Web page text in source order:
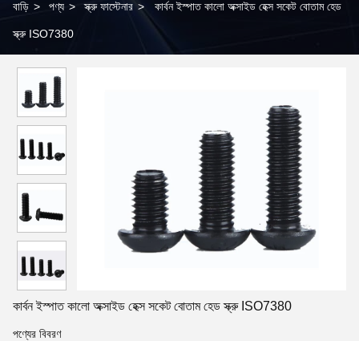
বাড়ি > পণ্য > স্ক্রু ফাস্টেনার > কার্বন ইস্পাত কালো অক্সাইড হেক্স সকেট বোতাম হেড
স্ক্রু ISO7380
কার্বন ইস্পাত কালো অক্সাইড হেক্স সকেট বোতাম হেড স্ক্রু ISO7380
পণ্যের বিবরণ